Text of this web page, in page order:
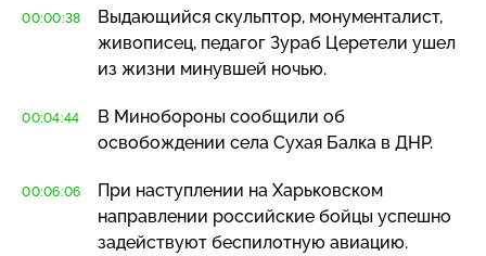
00:00:38
Выдающийся скульптор, монументалист,
живописец, педагог Зураб Церетели ушел
из жизни минувшей ночью.
00:04:44
В Минобороны сообщили об
освобождении села Сухая Балка в ДНР.
00:06:06
При наступлении на Харьковском
направлении российские бойцы успешно
задействуют беспилотную авиацию.